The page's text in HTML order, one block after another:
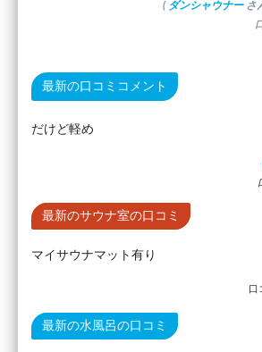
( ダンシャウナー さ
最新の口コミコメント
だけど軽め
最新のサウナ室の口コミ
マイサウナマット有り
口
最新の水風呂の口コミ